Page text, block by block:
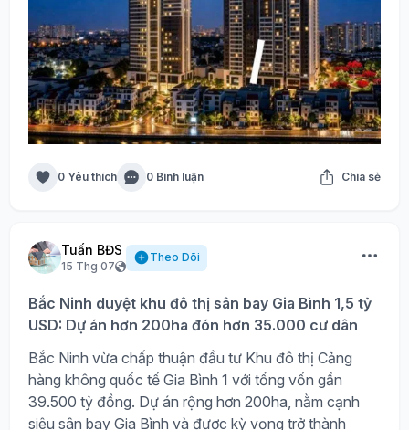
0 Yêu thích 0 Bình luận Chia sẻ
Tuấn BĐS
15 Thg 07
Theo Dõi
Bắc Ninh duyệt khu đô thị sân bay Gia Bình 1,5 tỷ
USD: Dự án hơn 200ha đón hơn 35.000 cư dân
Bắc Ninh vừa chấp thuận đầu tư Khu đô thị Cảng
hàng không quốc tế Gia Bình 1 với tổng vốn gần
39.500 tỷ đồng. Dự án rộng hơn 200ha, nằm cạnh
siêu sân bay Gia Bình và được kỳ vọng trở thành